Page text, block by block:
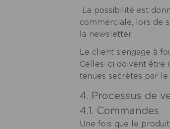
La possibilité est
commerciale, lors de
la newsletter.
Le client s’engage à
Celles–ci doivent être
tenues secrètes par le
4. Processus de
4.1. Commandes
Une fois que le